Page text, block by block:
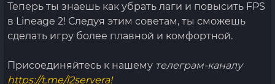
Теперь ты знаешь как убрать лаги и повысить FPS
в Lineage 2! Следуя этим советам, ты сможешь
сделать игру более плавной и комфортной.
Присоединяйтесь к нашему телеграм-каналу
https://t.me/l2servera!